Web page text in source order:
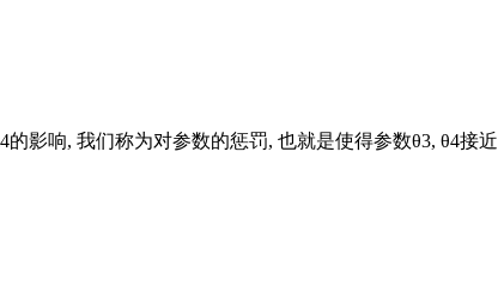
的影响, 我们称为对参数的惩罚, 也就是使得参数θ3, θ4接